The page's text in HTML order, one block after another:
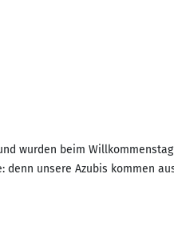
wurden beim
unsere Azubis kommen